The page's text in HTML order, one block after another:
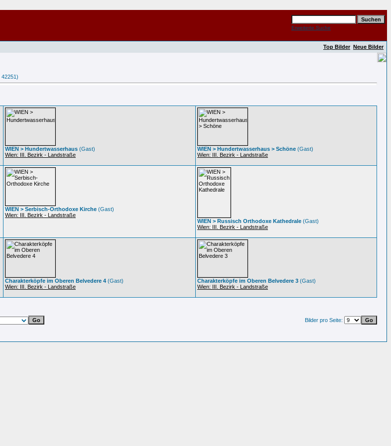
Erweiterte Suche
Top Bilder Neue Bilder
WIEN > Hundertwasserhaus (Gast)
Wien: III. Bezirk - Landstraße
WIEN > Hundertwasserhaus > Schöne (Gast)
Wien: III. Bezirk - Landstraße
WIEN > Serbisch-Orthodoxe Kirche (Gast)
Wien: III. Bezirk - Landstraße
WIEN > Russisch Orthodoxe Kathedrale (Gast)
Wien: III. Bezirk - Landstraße
Charakterköpfe im Oberen Belvedere 4 (Gast)
Wien: III. Bezirk - Landstraße
Charakterköpfe im Oberen Belvedere 3 (Gast)
Wien: III. Bezirk - Landstraße
Bilder pro Seite: